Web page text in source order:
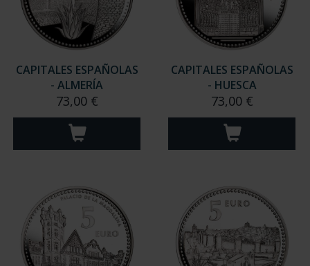
CAPITALES ESPAÑOLAS
- ALMERÍA
73,00 €
CAPITALES ESPAÑOLAS
- HUESCA
73,00 €